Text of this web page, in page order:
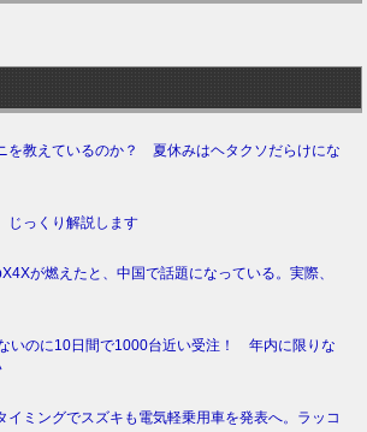
を教えているのか？ 夏休みはヘタクソだらけにな
じっくり解説します
が燃えたと、中国で話題になっている。実際、
いのに10日間で1000台近い受注！ 年内に限りな
イミングでスズキも電気軽乗用車を発表へ。ラッコ